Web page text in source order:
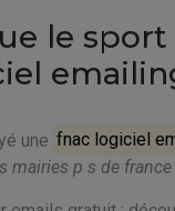
le
une fnac logiciel
mairies p s de france